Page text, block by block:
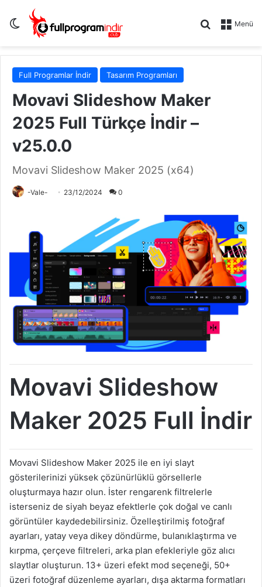
Dış görünümü değiştir Menü
Arama yap
Full Programlar İndir Tasarım Programları
Movavi Slideshow Maker
2025 Full Türkçe İndir –
v25.0.0
Movavi Slideshow Maker 2025 (x64)
-Vale- 23/12/2024 0
Movavi Slideshow
Maker 2025 Full İndir
Movavi Slideshow Maker 2025 ile en iyi slayt
gösterilerinizi yüksek çözünürlüklü görsellerle
oluşturmaya hazır olun. İster rengarenk filtrelerle
isterseniz de siyah beyaz efektlerle çok doğal ve canlı
görüntüler kaydedebilirsiniz. Özelleştirilmiş fotoğraf
ayarları, yatay veya dikey döndürme, bulanıklaştırma ve
kırpma, çerçeve filtreleri, arka plan efekleriyle göz alıcı
slaytlar oluşturun. 13+ üzeri efekt mod seçeneği, 50+
üzeri fotoğraf düzenleme ayarları, dışa aktarma formatları